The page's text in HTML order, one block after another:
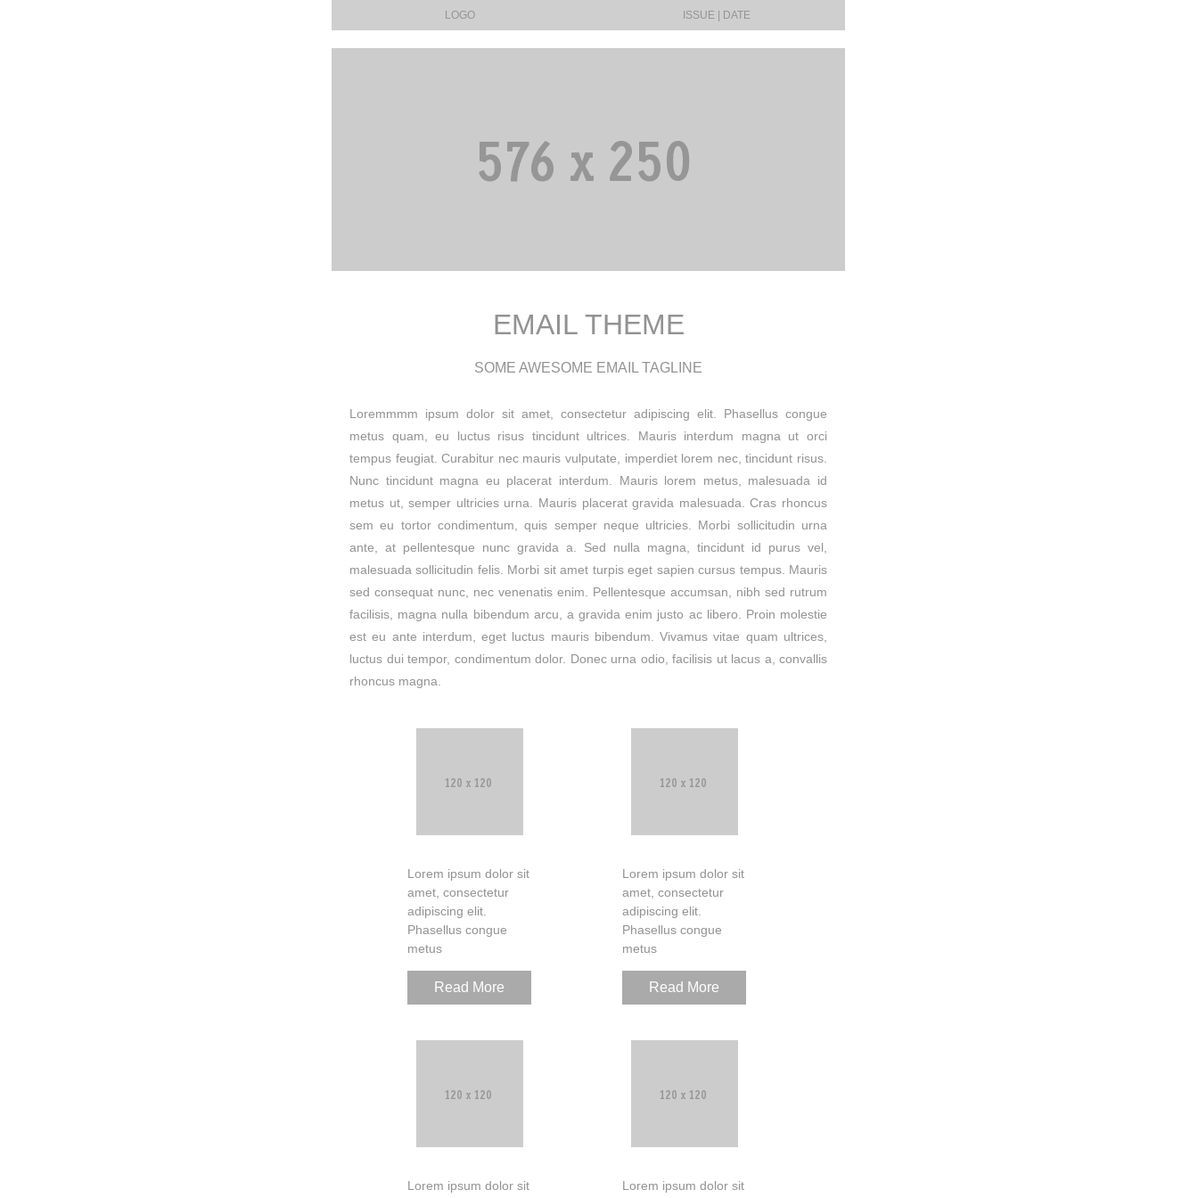
LOGO ISSUE | DATE
EMAIL THEME
SOME AWESOME EMAIL TAGLINE
Loremmmm ipsum dolor sit amet, consectetur adipiscing elit. Phasellus congue
metus quam, eu luctus risus tincidunt ultrices. Mauris interdum magna ut orci
tempus feugiat. Curabitur nec mauris vulputate, imperdiet lorem nec, tincidunt risus.
Nunc tincidunt magna eu placerat interdum. Mauris lorem metus, malesuada id
metus ut, semper ultricies urna. Mauris placerat gravida malesuada. Cras rhoncus
sem eu tortor condimentum, quis semper neque ultricies. Morbi sollicitudin urna
ante, at pellentesque nunc gravida a. Sed nulla magna, tincidunt id purus vel,
malesuada sollicitudin felis. Morbi sit amet turpis eget sapien cursus tempus. Mauris
sed consequat nunc, nec venenatis enim. Pellentesque accumsan, nibh sed rutrum
facilisis, magna nulla bibendum arcu, a gravida enim justo ac libero. Proin molestie
est eu ante interdum, eget luctus mauris bibendum. Vivamus vitae quam ultrices,
luctus dui tempor, condimentum dolor. Donec urna odio, facilisis ut lacus a, convallis
rhoncus magna.
Lorem ipsum dolor sit
amet, consectetur
adipiscing elit.
Phasellus congue
metus
Read More
Lorem ipsum dolor sit
amet, consectetur
adipiscing elit.
Phasellus congue
metus
Read More
Lorem ipsum dolor sit
Lorem ipsum dolor sit